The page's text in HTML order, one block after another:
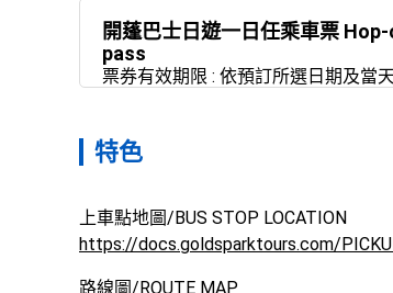
開蓬巴士日遊一日任乘車票
pass
票券有效期限 : 依預訂所選日期及當
特色
https://docs.goldsparktours.com/